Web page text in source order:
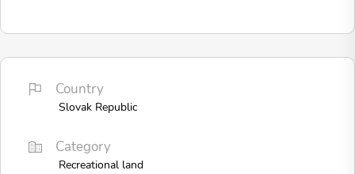
Country
Slovak Republic
Category
Recreational land